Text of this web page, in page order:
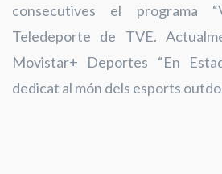
consecutives el programa
Teledeporte de TVE.
Movistar+ Deportes “En
dedicat al món dels esports